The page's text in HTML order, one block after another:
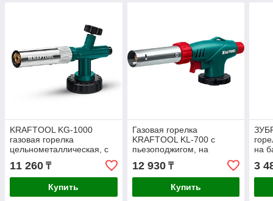
KRAFTOOL KG-1000
газовая горелка
цельнометаллическая, с
пьезоподжигом, на
баллон с цанговым
соединением,
11 260 ₸
Купить
Газовая горелка
KRAFTOOL KL-700 с
пьезоподжигом, на
баллон с цанговым
соединением, 1400°C
(55516)
12 930₸
Купить
на
3